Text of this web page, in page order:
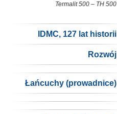
Termalit 500 – TH 500
IDMC, 127 lat historii
Rozwój
Łańcuchy (prowadnice)